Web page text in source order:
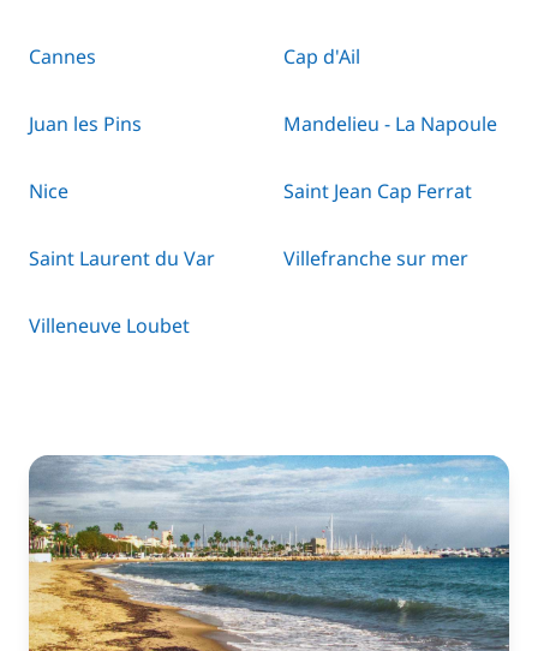
Cannes Cap d'Ail
Juan les Pins Mandelieu - La Napoule
Nice Saint Jean Cap Ferrat
Saint Laurent du Var Villefranche sur mer
Villeneuve Loubet